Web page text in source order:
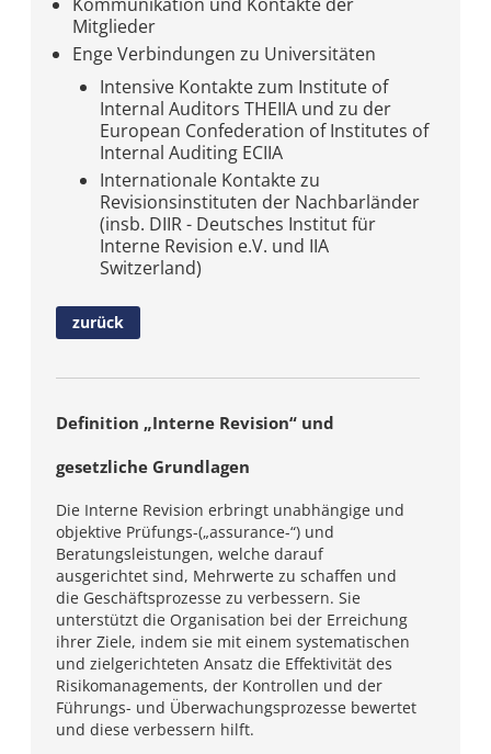
Mitglieder
Enge Verbindungen zu Universitäten
Intensive Kontakte zum Institute of
Internal Auditors THEIIA und zu der
European Confederation of Institutes of
Internal Auditing ECIIA
Internationale Kontakte zu
Revisionsinstituten der Nachbarländer
(insb. DIIR - Deutsches Institut für
Interne Revision e.V. und IIA
Switzerland)
zurück
Definition „Interne Revision“ und
gesetzliche Grundlagen
Die Interne Revision erbringt unabhängige und
objektive Prüfungs-(„assurance-“) und
Beratungsleistungen, welche darauf
ausgerichtet sind, Mehrwerte zu schaffen und
die Geschäftsprozesse zu verbessern. Sie
unterstützt die Organisation bei der Erreichung
ihrer Ziele, indem sie mit einem systematischen
und zielgerichteten Ansatz die Effektivität des
Risikomanagements, der Kontrollen und der
Führungs- und Überwachungsprozesse bewertet
und diese verbessern hilft.